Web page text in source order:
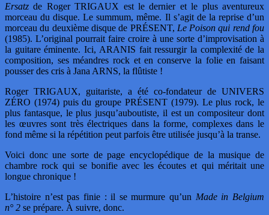
Ersatz de Roger TRIGAUX est le dernier et le plus aventureux
morceau du disque. Le summum, même. Il s’agit de la reprise d’un
morceau du deuxième disque de PRÉSENT, Le Poison qui rend fou
(1985). L’original pourrait faire croire à une sorte d’improvisation à
la guitare éminente. Ici, ARANIS fait ressurgir la complexité de la
composition, ses méandres rock et en conserve la folie en faisant
pousser des cris à Jana ARNS, la flûtiste !
Roger TRIGAUX, guitariste, a été co-fondateur de UNIVERS
ZÉRO (1974) puis du groupe PRÉSENT (1979). Le plus rock, le
plus fantasque, le plus jusqu’auboutiste, il est un compositeur dont
les œuvres sont très électriques dans la forme, complexes dans le
fond même si la répétition peut parfois être utilisée jusqu’à la transe.
Voici donc une sorte de page encyclopédique de la musique de
chambre rock qui se bonifie avec les écoutes et qui méritait une
longue chronique !
L’histoire n’est pas finie : il se murmure qu’un Made in Belgium
n° 2 se prépare. À suivre, donc.